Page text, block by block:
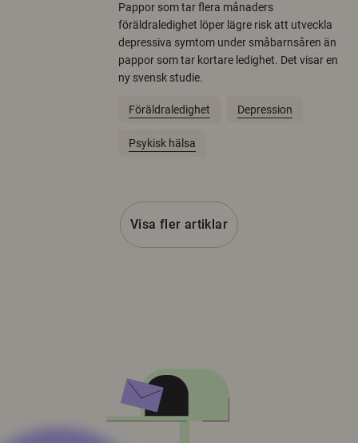
Pappor som tar flera månaders
föräldraledighet löper lägre risk att utveckla
depressiva symtom under småbarnsåren än
pappor som tar kortare ledighet. Det visar en
ny svensk studie.
Föräldraledighet Depression
Psykisk hälsa
Visa fler artiklar